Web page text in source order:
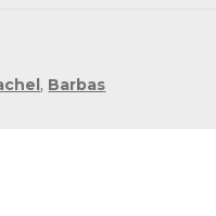
, Barbas